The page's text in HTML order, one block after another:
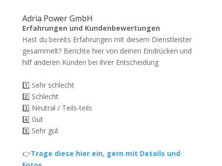
Adria Power GmbH
Erfahrungen und Kundenbewertungen
Hast du bereits Erfahrungen mit diesem Dienstleister
gesammelt? Berichte hier von deinen Eindrücken und
hilf anderen Kunden bei ihrer Entscheidung
1️⃣ Sehr schlecht
2️⃣ Schlecht
3️⃣ Neutral / Teils-teils
4️⃣ Gut
5️⃣ Sehr gut
👉Trage diese hier ein, gern mit Details und